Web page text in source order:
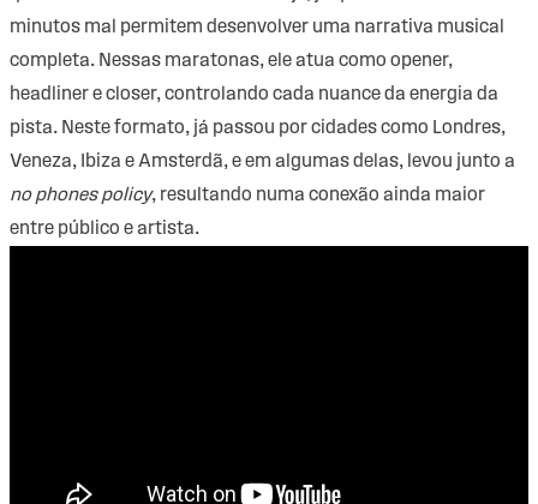
minutos mal permitem desenvolver uma narrativa musical
completa. Nessas maratonas, ele atua como opener,
headliner e closer, controlando cada nuance da energia da
pista. Neste formato, já passou por cidades como Londres,
Veneza, Ibiza e Amsterdã, e em algumas delas, levou junto a
no phones policy, resultando numa conexão ainda maior
entre público e artista.